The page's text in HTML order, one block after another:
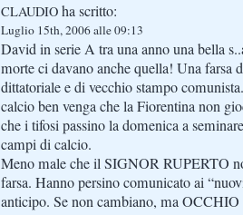
CLAUDIO ha scritto:
Luglio 15th, 2006 alle 09:13
David in serie A tra una anno una bella
morte ci davano anche quella! Una farsa
dittatoriale e di vecchio stampo
calcio ben venga che la Fiorentina non
che i tifosi passino la domenica a
campi di calcio.
Meno male che il SIGNOR RUPERTO
farsa. Hanno persino comunicato ai
anticipo. Se non cambiano, ma